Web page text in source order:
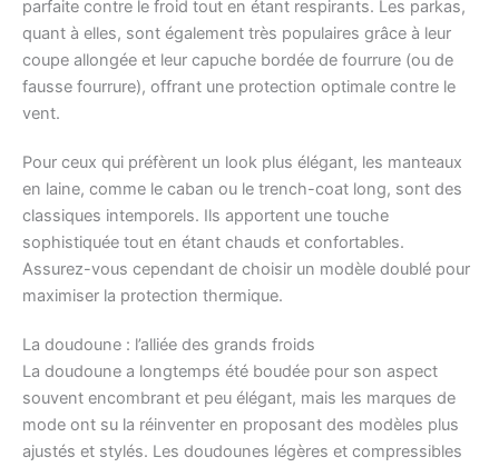
parfaite contre le froid tout en étant respirants. Les parkas,
quant à elles, sont également très populaires grâce à leur
coupe allongée et leur capuche bordée de fourrure (ou de
fausse fourrure), offrant une protection optimale contre le
vent.
Pour ceux qui préfèrent un look plus élégant, les manteaux
en laine, comme le caban ou le trench-coat long, sont des
classiques intemporels. Ils apportent une touche
sophistiquée tout en étant chauds et confortables.
Assurez-vous cependant de choisir un modèle doublé pour
maximiser la protection thermique.
La doudoune : l’alliée des grands froids
La doudoune a longtemps été boudée pour son aspect
souvent encombrant et peu élégant, mais les marques de
mode ont su la réinventer en proposant des modèles plus
ajustés et stylés. Les doudounes légères et compressibles